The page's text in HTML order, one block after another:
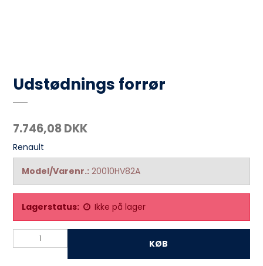
Udstødnings forrør
7.746,08 DKK
Renault
Model/Varenr.: 20010HV82A
Lagerstatus: Ikke på lager
KØB